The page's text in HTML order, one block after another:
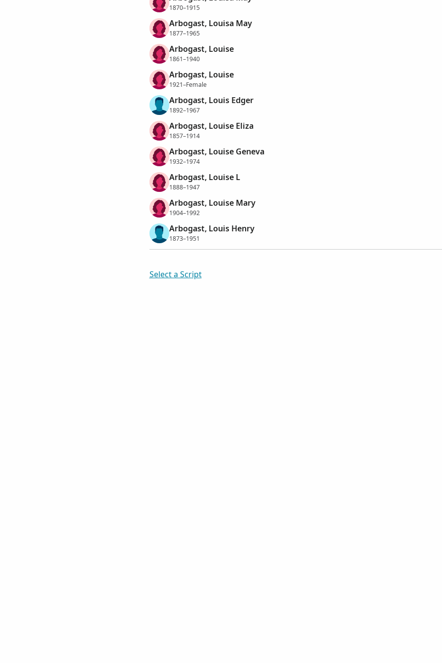
1870–1915
Arbogast, Louisa May
1877–1965
Arbogast, Louise
1861–1940
Arbogast, Louise
1921–Female
Arbogast, Louis Edger
1892–1967
Arbogast, Louise Eliza
1857–1914
Arbogast, Louise Geneva
1932–1974
Arbogast, Louise L
1888–1947
Arbogast, Louise Mary
1904–1992
Arbogast, Louis Henry
1873–1951
Select a Script